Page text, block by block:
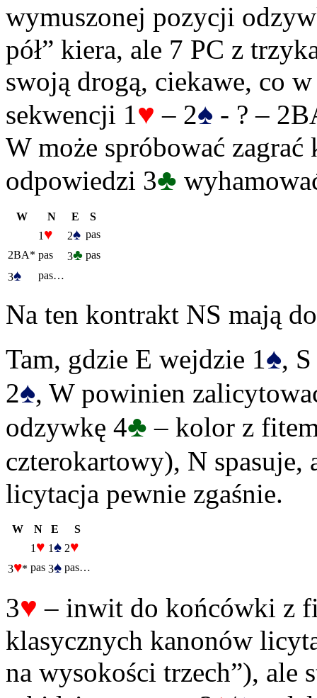
wymuszonej pozycji
pół” kiera, ale 7 PC z
swoją drogą, ciekawe, co
sekwencji 1♥ – 2♠ - ? –
W może spróbować
odpowiedzi 3♣
W N E
S
1 ♥ 2♠ pas
2BA* pas 3♣ pas
3♠ pas…
Na ten kontrakt NS mają
Tam, gdzie E wejdzie 1♠,
2♠, W powinien
odzywkę 4♣ – kolor z
czterokartowy), N spasuje,
licytacja pewnie zgaśnie.
W N E
S
1 ♥ 1♠ 2♥
3♥* pas 3♠ pas…
3♥ – inwit do końcówki z
klasycznych kanonów
na wysokości trzech”), ale